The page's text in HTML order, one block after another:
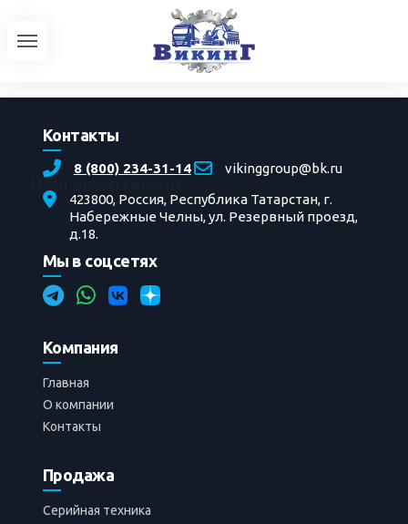
Наш ассортимент
Серийная техника
УРАЛ
Автобусы
Трактора
Главная»Фотоальбомы
ремонт XT3-10HK
Текущий ремонт XT3-10HK
Фотографий в категории:
Контакты
8 (800) 234-31-14
vikinggroup@bk.ru
423800, Россия, Республика Татарстан, г.
Набережные Челны, ул. Резервный проезд,
д.18.
Мы в соцсетях
Компания
Главная
О компании
Контакты
Продажа
Серийная техника